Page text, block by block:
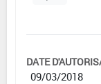
DATE
09/03/2018